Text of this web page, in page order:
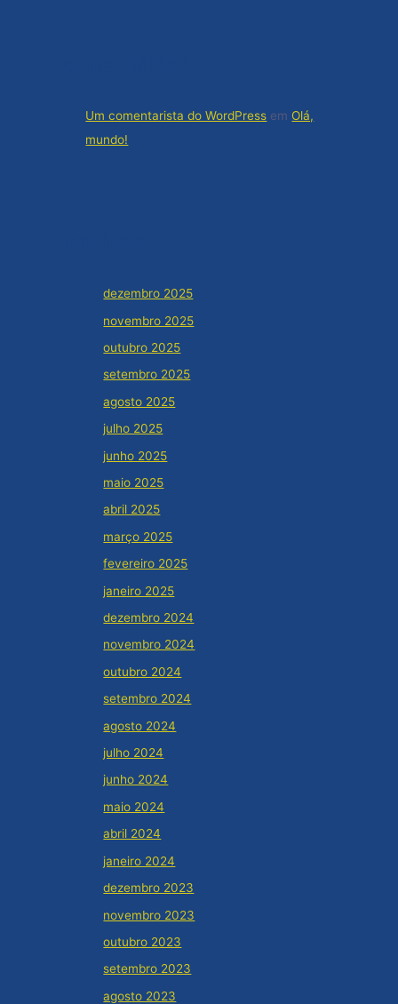
Um comentarista do WordPress em Olá,
mundo!
dezembro 2025
novembro 2025
outubro 2025
setembro 2025
agosto 2025
julho 2025
junho 2025
maio 2025
abril 2025
março 2025
fevereiro 2025
janeiro 2025
dezembro 2024
novembro 2024
outubro 2024
setembro 2024
agosto 2024
julho 2024
junho 2024
maio 2024
abril 2024
janeiro 2024
dezembro 2023
novembro 2023
outubro 2023
setembro 2023
agosto 2023